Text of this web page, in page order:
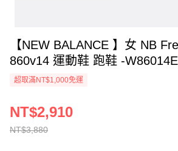
【NEW BALANCE 】女 NB Fresh Foam X
860v14 運動鞋 跑鞋 -
超取滿NT$1,000免運
NT$3,880
NT$2,910